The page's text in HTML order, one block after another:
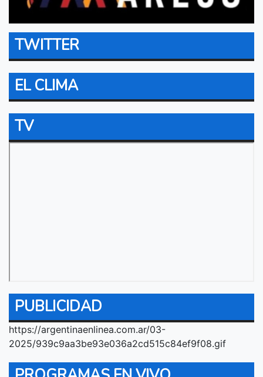
TWITTER
EL CLIMA
TV
PUBLICIDAD
https://argentinaenlinea.com.ar/03-
2025/939c9aa3be93e036a2cd515c84ef9f08.gif